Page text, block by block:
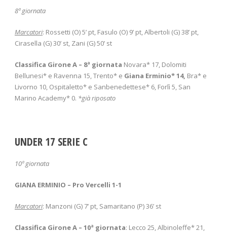
8ª giornata
Marcatori: Rossetti (O) 5’ pt, Fasulo (O) 9’ pt, Albertoli (G) 38’ pt,
Cirasella (G) 30’ st, Zani (G) 50’ st
Classifica Girone A – 8ª giornata Novara* 17, Dolomiti
Bellunesi* e Ravenna 15, Trento* e Giana Erminio*14, Bra* e
Livorno 10, Ospitaletto* e Sanbenedettese* 6, Forlì 5, San
Marino Academy* 0. *già riposato
UNDER 17 SERIE C
10ª giornata
GIANA ERMINIO – Pro Vercelli 1-1
Marcatori: Manzoni (G) 7’ pt, Samaritano (P) 36’ st
Classifica Girone A – 10ª giornata: Lecco 25, Albinoleffe* 21,